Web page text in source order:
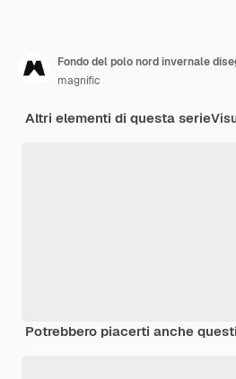
Fondo del polo nord invernale
magnific
Altri elementi di questa serie
Potrebbero piacerti anche